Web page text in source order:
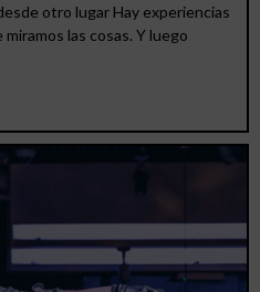
otro lugar Hay experiencias
las cosas. Y luego